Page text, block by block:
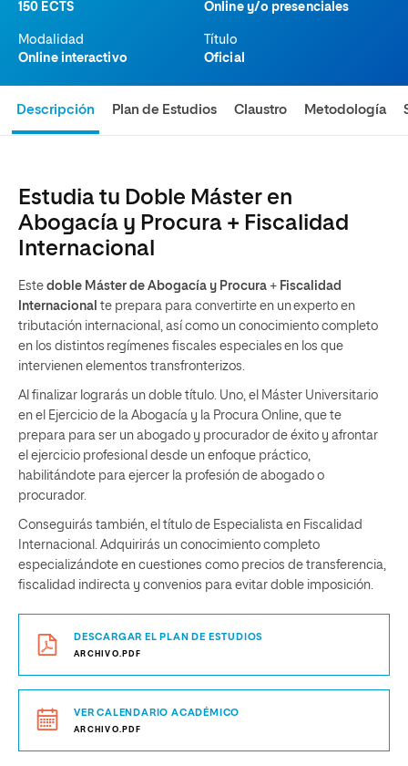
150 ECTS
Online y/o presenciales
Modalidad
Online interactivo
Título
Oficial
Descripción Plan de Estudios Claustro Metodología
Estudia tu Doble Máster en
Abogacía y Procura + Fiscalidad
Internacional
Este doble Máster de Abogacía y Procura + Fiscalidad
Internacional te prepara para convertirte en un experto en
tributación internacional, así como un conocimiento completo
en los distintos regímenes fiscales especiales en los que
intervienen elementos transfronterizos.
Al finalizar lograrás un doble título. Uno, el Máster Universitario
en el Ejercicio de la Abogacía y la Procura Online, que te
prepara para ser un abogado y procurador de éxito y afrontar
el ejercicio profesional desde un enfoque práctico,
habilitándote para ejercer la profesión de abogado o
procurador.
Conseguirás también, el título de Especialista en Fiscalidad
Internacional. Adquirirás un conocimiento completo
especializándote en cuestiones como precios de transferencia,
fiscalidad indirecta y convenios para evitar doble imposición.
DESCARGAR EL PLAN DE ESTUDIOS
ARCHIVO.PDF
VER CALENDARIO ACADÉMICO
ARCHIVO.PDF